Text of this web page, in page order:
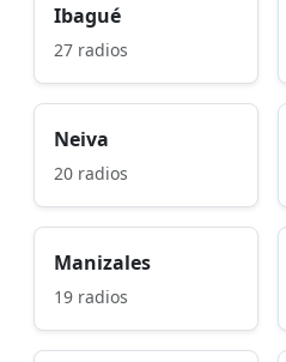
Ibagué
27 radios
Neiva
20 radios
Manizales
19 radios